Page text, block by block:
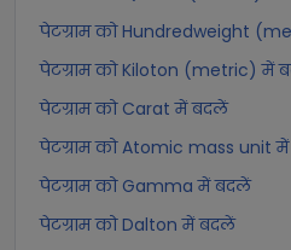
पेटग्राम को Hundredweight
पेटग्राम को Kiloton (metric) में
पेटग्राम को Carat में बदलें
पेटग्राम को Atomic mass unit
पेटग्राम को Gamma में बदलें
पेटग्राम को Dalton में बदलें